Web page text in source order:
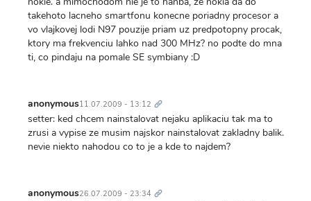
takehoto lacneho smartfonu konecne poriadny procesor a
vo vlajkovej lodi N97 pouzije priam uz predpotopny procak,
ktory ma frekvenciu lahko nad 300 MHz? no podte do mna
ti, co pindaju na pomale SE symbiany :D
anonymous11.07.2009 - 13:12 odkaz
setter: ked chcem nainstalovat nejaku aplikaciu tak ma to
zrusi a vypise ze musim najskor nainstalovat zakladny balik.
nevie niekto nahodou co to je a kde to najdem?
anonymous26.07.2009 - 23:34 odkaz